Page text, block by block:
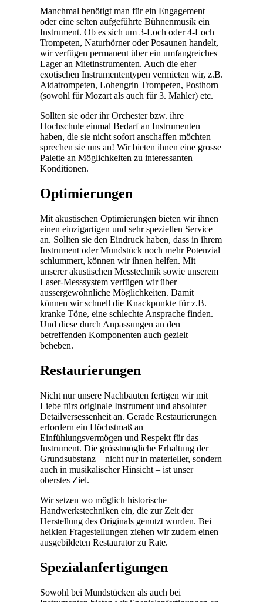
Manchmal benötigt man für ein Engagement
oder eine selten aufgeführte Bühnenmusik ein
Instrument. Ob es sich um 3-Loch oder 4-Loch
Trompeten, Naturhörner oder Posaunen handelt,
wir verfügen permanent über ein umfangreiches
Lager an Mietinstrumenten. Auch die eher
exotischen Instrumententypen vermieten wir, z.B.
Aidatrompeten, Lohengrin Trompeten, Posthorn
(sowohl für Mozart als auch für 3. Mahler) etc.
Sollten sie oder ihr Orchester bzw. ihre
Hochschule einmal Bedarf an Instrumenten
haben, die sie nicht sofort anschaffen möchten –
sprechen sie uns an! Wir bieten ihnen eine grosse
Palette an Möglichkeiten zu interessanten
Konditionen.
Optimierungen
Mit akustischen Optimierungen bieten wir ihnen
einen einzigartigen und sehr speziellen Service
an. Sollten sie den Eindruck haben, dass in ihrem
Instrument oder Mundstück noch mehr Potenzial
schlummert, können wir ihnen helfen. Mit
unserer akustischen Messtechnik sowie unserem
Laser-Messsystem verfügen wir über
aussergewöhnliche Möglichkeiten. Damit
können wir schnell die Knackpunkte für z.B.
kranke Töne, eine schlechte Ansprache finden.
Und diese durch Anpassungen an den
betreffenden Komponenten auch gezielt
beheben.
Restaurierungen
Nicht nur unsere Nachbauten fertigen wir mit
Liebe fürs originale Instrument und absoluter
Detailversessenheit an. Gerade Restaurierungen
erfordern ein Höchstmaß an
Einfühlungsvermögen und Respekt für das
Instrument. Die grösstmögliche Erhaltung der
Grundsubstanz – nicht nur in materieller, sondern
auch in musikalischer Hinsicht – ist unser
oberstes Ziel.
Wir setzen wo möglich historische
Handwerkstechniken ein, die zur Zeit der
Herstellung des Originals genutzt wurden. Bei
heiklen Fragestellungen ziehen wir zudem einen
ausgebildeten Restaurator zu Rate.
Spezialanfertigungen
Sowohl bei Mundstücken als auch bei